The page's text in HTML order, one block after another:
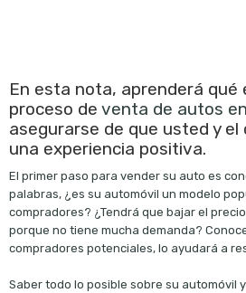
En esta nota, aprenderá qué
proceso de venta de autos
asegurarse de que usted y
una experiencia positiva.
El primer paso para vender su auto es
palabras, ¿es su automóvil un modelo
compradores? ¿Tendrá que bajar el
porque no tiene mucha demanda?
compradores potenciales, lo ayudará a
Saber todo lo posible sobre su automóvil